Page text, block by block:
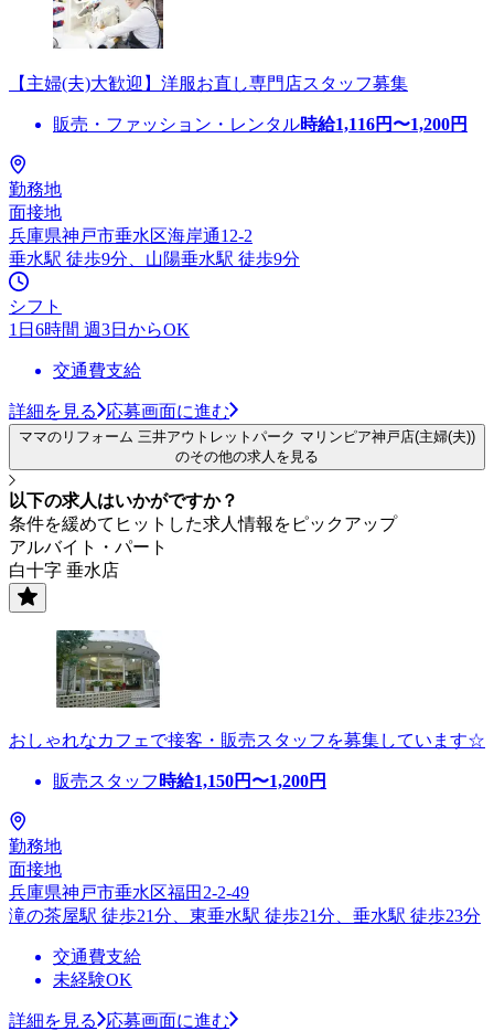
【主婦(夫)大歓迎】洋服お直し専門店スタッフ募集
販売・ファッション・レンタル時給1,116円〜1,200円
勤務地
面接地
兵庫県神戸市垂水区海岸通12-2
垂水駅 徒歩9分、山陽垂水駅 徒歩9分
シフト
1日6時間 週3日からOK
交通費支給
詳細を見る 応募画面に進む
ママのリフォーム 三井アウトレットパーク マリンピア神戸店(主婦(夫))
のその他の求人を見る
以下の求人はいかがですか？
条件を緩めてヒットした求人情報をピックアップ
アルバイト・パート
白十字 垂水店
おしゃれなカフェで接客・販売スタッフを募集しています☆
販売スタッフ 時給1,150円〜1,200円
勤務地
面接地
兵庫県神戸市垂水区福田2-2-49
滝の茶屋駅 徒歩21分、東垂水駅 徒歩21分、垂水駅 徒歩23分
交通費支給
未経験OK
詳細を見る
応募画面に進む